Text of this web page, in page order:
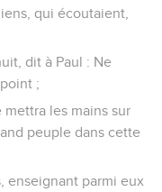
qui écoutaient,
dit à Paul : Ne
;
les mains sur
peuple dans cette
enseignant parmi eux